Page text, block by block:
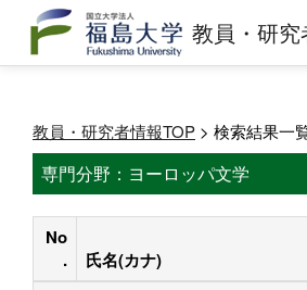
教員・研究
教員・研究者情報TOP > 検索結果一
専門分野：ヨーロッパ文学
No
.
氏名(カナ)